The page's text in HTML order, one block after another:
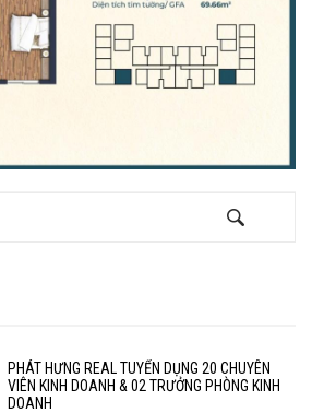
PHÁT HƯNG REAL TUYỂN DỤNG 20 CHUYÊN
VIÊN KINH DOANH & 02 TRƯỞNG PHÒNG KINH
DOANH